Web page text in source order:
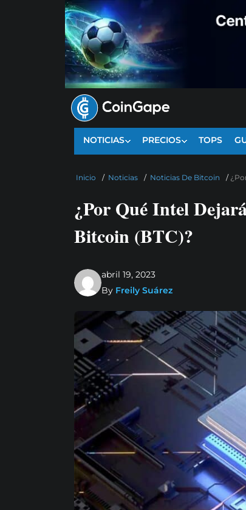
NOTICIAS PRECIOS TOPS
Inicio / Noticias / Noticias De Bitcoin /
¿Por Qué Intel
Bitcoin (BTC)?
abril 19, 2023
By Freily Suárez